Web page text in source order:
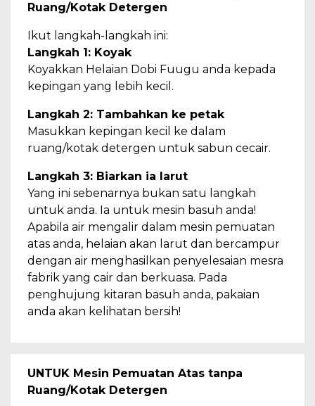
Ruang/Kotak Detergen
Ikut langkah-langkah ini:
Langkah 1: Koyak
Koyakkan Helaian Dobi Fuugu anda kepada
kepingan yang lebih kecil.
Langkah 2: Tambahkan ke petak
Masukkan kepingan kecil ke dalam
ruang/kotak detergen untuk sabun cecair.
Langkah 3: Biarkan ia larut
Yang ini sebenarnya bukan satu langkah
untuk anda. Ia untuk mesin basuh anda!
Apabila air mengalir dalam mesin pemuatan
atas anda, helaian akan larut dan bercampur
dengan air menghasilkan penyelesaian mesra
fabrik yang cair dan berkuasa. Pada
penghujung kitaran basuh anda, pakaian
anda akan kelihatan bersih!
UNTUK Mesin Pemuatan Atas tanpa
Ruang/Kotak Detergen